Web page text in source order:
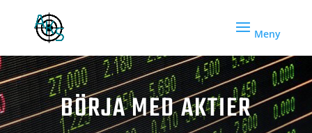
BÖRJA MED AKTIER